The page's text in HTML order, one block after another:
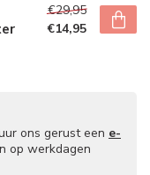
€29,95
€14,95
ons gerust een e-
op werkdagen